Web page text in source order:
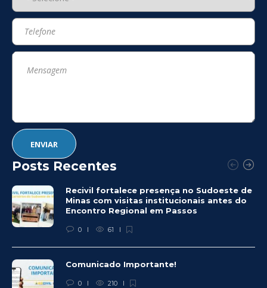
Posts Recentes
Recivil fortalece presença no Sudoeste de
Minas com visitas institucionais antes do
Encontro Regional em Passos
0 61
Comunicado Importante!
0 210